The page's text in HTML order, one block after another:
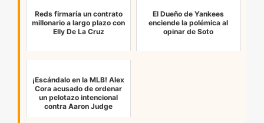
Reds firmaría un contrato
millonario a largo plazo con
Elly De La Cruz
El Dueño de Yankees
enciende la polémica al
opinar de Soto
¡Escándalo en la MLB! Alex
Cora acusado de ordenar
un pelotazo intencional
contra Aaron Judge